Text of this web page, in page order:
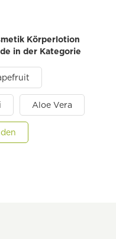
Körperlotion
in der Kategorie
Aloe Vera